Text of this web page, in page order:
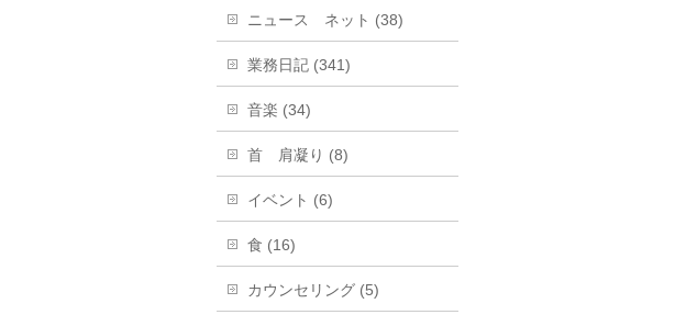
ニュース ネット (38)
業務日記 (341)
音楽 (34)
首 肩凝り (8)
イベント (6)
食 (16)
カウンセリング (5)